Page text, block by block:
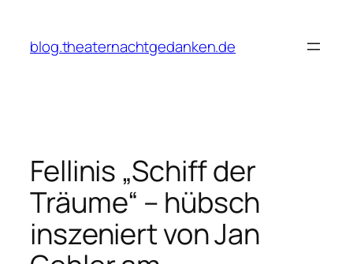
springen
blog.theaternachtgedanken.de
Fellinis „Schiff der
Träume“ – hübsch
inszeniert von Jan